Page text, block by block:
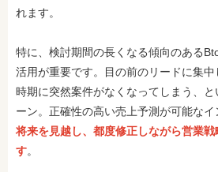
れます。
特に、検討期間の長くなる傾向のある
活用が重要です。目の前のリードに集
時期に突然案件がなくなってしまう、
ーン。正確性の高い売上予測が可能なイ
将来を見越し、都度修正しながら営業戦
す。